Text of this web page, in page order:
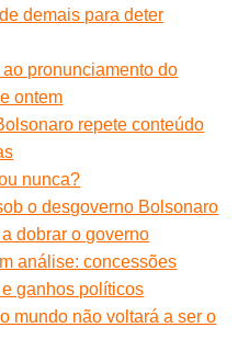
demais para deter
pronunciamento do
ontem
repete conteúdo
nunca?
o desgoverno Bolsonaro
dobrar o governo
análise: concessões
ganhos políticos
mundo não voltará a ser o